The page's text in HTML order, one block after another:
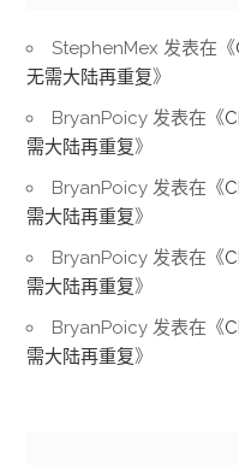
StephenMex 发表在《
无需大陆再重复》
BryanPoicy 发表在《
需大陆再重复》
BryanPoicy 发表在《
需大陆再重复》
BryanPoicy 发表在《
需大陆再重复》
BryanPoicy 发表在《
需大陆再重复》